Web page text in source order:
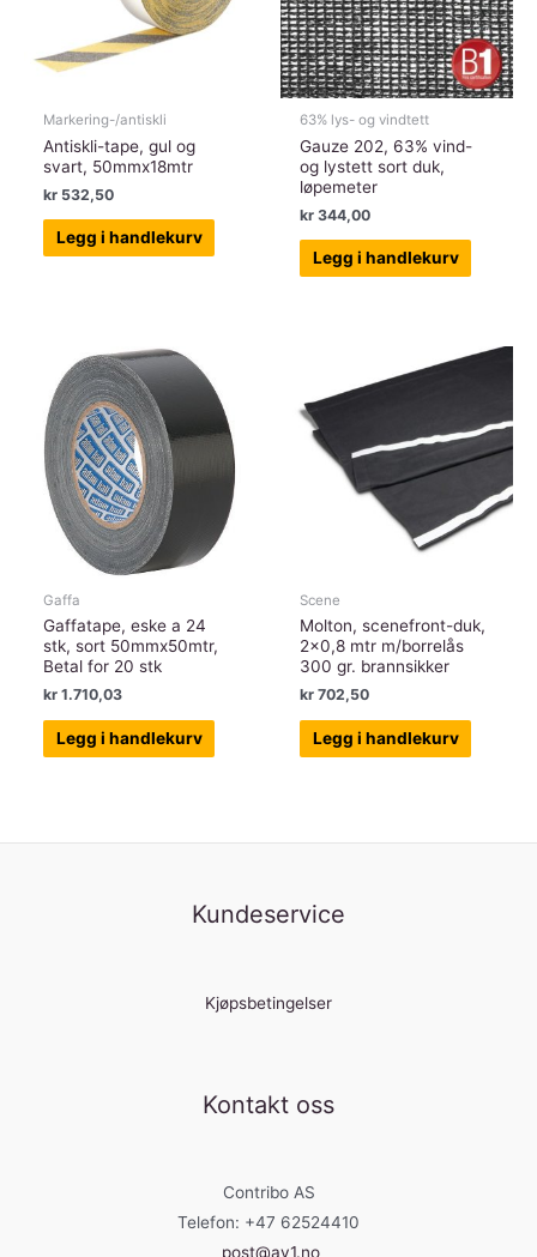
Markering-/antiskli
Antiskli-tape, gul og
svart, 50mmx18mtr
kr 532,50
Legg i handlekurv
63% lys- og vindtett
Gauze 202, 63% vind-
og lystett sort duk,
løpemeter
kr 344,00
Legg i handlekurv
Gaffa
Gaffatape, eske a 24
stk, sort 50mmx50mtr,
Betal for 20 stk
kr 1.710,03
Legg i handlekurv
Scene
Molton, scenefront-duk,
2×0,8 mtr m/borrelås
300 gr. brannsikker
kr 702,50
Legg i handlekurv
Kundeservice
Kjøpsbetingelser
Kontakt oss
Contribo AS
Telefon: +47 62524410
post@av1.no